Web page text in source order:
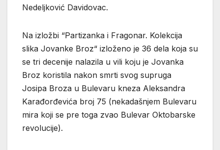
Nedeljković Davidovac.
Na izložbi “Partizanka i Fragonar. Kolekcija
slika Jovanke Broz“ izloženo je 36 dela koja su
se tri decenije nalazila u vili koju je Jovanka
Broz koristila nakon smrti svog supruga
Josipa Broza u Bulevaru kneza Aleksandra
Karađorđevića broj 75 (nekadašnjem Bulevaru
mira koji se pre toga zvao Bulevar Oktobarske
revolucije).